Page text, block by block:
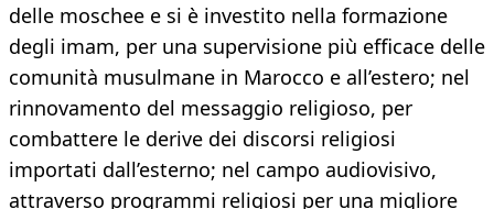
delle moschee e si è investito nella formazione
degli imam, per una supervisione più efficace delle
comunità musulmane in Marocco e all’estero; nel
rinnovamento del messaggio religioso, per
combattere le derive dei discorsi religiosi
importati dall’esterno; nel campo audiovisivo,
attraverso programmi religiosi per una migliore